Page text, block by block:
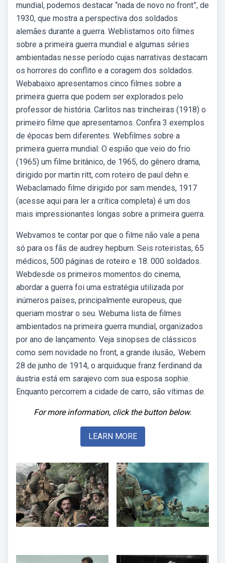
mundial, podemos destacar “nada de novo no front”, de
1930, que mostra a perspectiva dos soldados
alemães durante a guerra. Weblistamos oito filmes
sobre a primeira guerra mundial e algumas séries
ambientadas nesse período cujas narrativas destacam
os horrores do conflito e a coragem dos soldados.
Webabaixo apresentamos cinco filmes sobre a
primeira guerra que podem ser explorados pelo
professor de história. Carlitos nas trincheiras (1918) o
primeiro filme que apresentamos. Confira 3 exemplos
de épocas bem diferentes. Webfilmes sobre a
primeira guerra mundial: O espião que veio do frio
(1965) um filme britânico, de 1965, do gênero drama,
dirigido por martin ritt, com roteiro de paul dehn e.
Webaclamado filme dirigido por sam mendes, 1917
(acesse aqui para ler a crítica completa) é um dos
mais impressionantes longas sobre a primeira guerra.
Webvamos te contar por que o filme não vale a pena
só para os fãs de audrey hepburn. Seis roteiristas, 65
médicos, 500 páginas de roteiro e 18. 000 soldados.
Webdesde os primeiros momentos do cinema,
abordar a guerra foi uma estratégia utilizada por
inúmeros países, principalmente europeus, que
queriam mostrar o seu. Webuma lista de filmes
ambientados na primeira guerra mundial, organizados
por ano de lançamento. Veja sinopses de clássicos
como sem novidade no front, a grande ilusão,. Webem
28 de junho de 1914, o arquiduque franz ferdinand da
áustria está em sarajevo com sua esposa sophie.
Enquanto percorrem a cidade de carro, são vítimas de.
For more information, click the button below.
LEARN MORE